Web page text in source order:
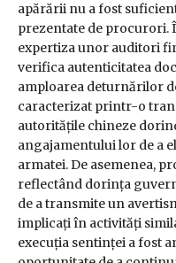
apărării nu a fost
prezentate de procurori.
expertiza unor auditori
verifica autenticitatea
amploarea deturnărilor
caracterizat printr-o
autoritățile chineze
angajamentului lor de a
armatei. De asemenea,
reflectând dorința
de a transmite un
implicați în activități
execuția sentinței a fost